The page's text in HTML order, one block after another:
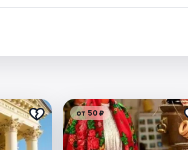
от 50 ₽